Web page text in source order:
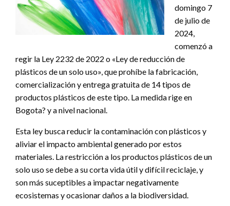
domingo 7
de julio de
2024,
comenzó a
regir la Ley 2232 de 2022 o «Ley de reducción de
plásticos de un solo uso», que prohíbe la fabricación,
comercialización y entrega gratuita de 14 tipos de
productos plásticos de este tipo. La medida rige en
Bogota? y a nivel nacional.
Esta ley busca reducir la contaminación con plásticos y
aliviar el impacto ambiental generado por estos
materiales. La restricción a los productos plásticos de un
solo uso se debe a su corta vida útil y difícil reciclaje, y
son más suceptibles a impactar negativamente
ecosistemas y ocasionar daños a la biodiversidad.